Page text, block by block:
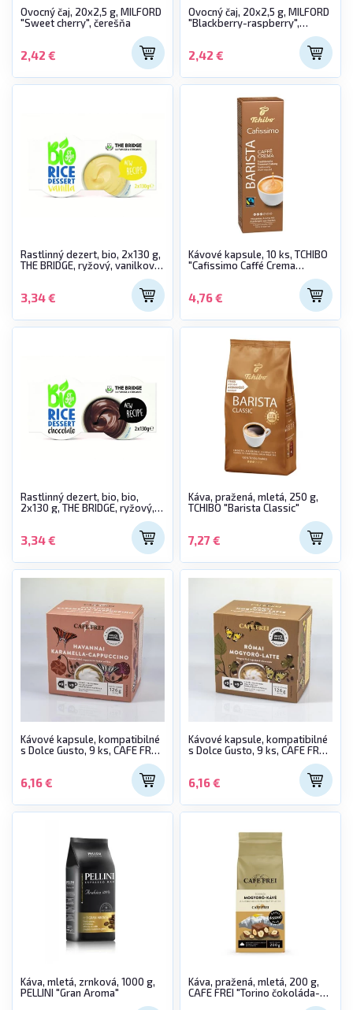
Ovocný čaj, 20x2,5 g, MILFORD
"Sweet cherry", čerešňa
2,42 €
Ovocný čaj, 20x2,5 g, MILFORD
"Blackberry-raspberry",
2,42 €
Rastlinný dezert, bio, 2x130 g,
THE BRIDGE, ryžový, vanilková
3,34 €
Kávové kapsule, 10 ks, TCHIBO
"Cafissimo Caffé Crema
4,76 €
Rastlinný dezert, bio, bio,
2x130 g, THE BRIDGE, ryžový,
3,34 €
Káva, pražená, mletá, 250 g,
TCHIBO "Barista Classic"
7,27 €
Kávové kapsule, kompatibilné
s Dolce Gusto, 9 ks, CAFE FREI
6,16 €
Kávové kapsule, kompatibilné
s Dolce Gusto, 9 ks, CAFE FREI
6,16 €
Káva, mletá, zrnková, 1000 g,
PELLINI "Gran Aroma"
Káva, pražená, mletá, 200 g,
CAFE FREI "Torino čokoláda-